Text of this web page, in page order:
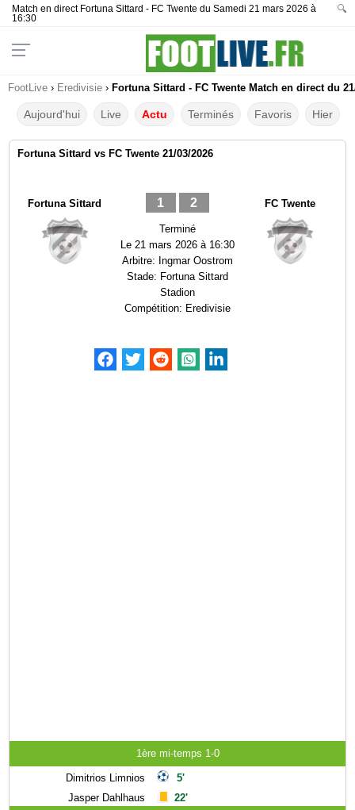
Match en direct Fortuna Sittard - FC Twente du Samedi 21 mars 2026 à
16:30
🔍
FootLive › Eredivisie › Fortuna Sittard - FC Twente Match en direct du
Aujourd'hui Live Actu Terminés Favoris Hier
Fortuna Sittard vs FC Twente 21/03/2026
Fortuna Sittard 1 2
Terminé
Le 21 mars 2026 à 16:30
Arbitre: Ingmar Oostrom
Stade: Fortuna Sittard
Stadion
Compétition: Eredivisie
FC Twente
1ère mi-temps 1-0
Dimitrios Limnios
Jasper Dahlhaus
5'
22'